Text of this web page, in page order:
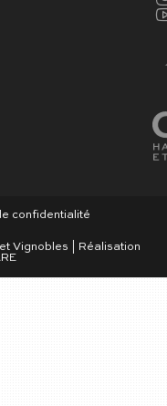
confidentialité
Vignobles | Réalisation